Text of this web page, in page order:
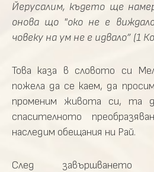
Йерусалим, където ще
онова що "око не е
човеку на ум не е идвало” (1
Това каза в словото си
пожела да се каем, да
променим живота си, та
спасителното
наследим обещания ни Рай.
След завършването